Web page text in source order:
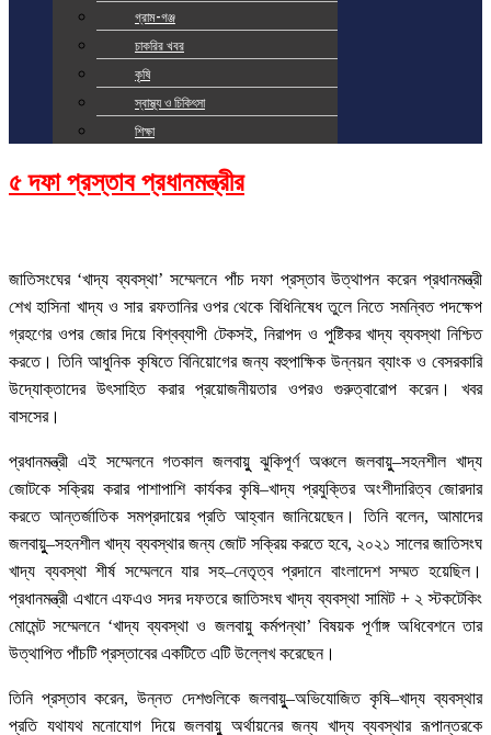
গ্রাম-গঞ্জ
চাকরির খবর
কৃষি
স্বাস্থ্য ও চিকিৎসা
শিক্ষা
৫ দফা প্রস্তাব প্রধানমন্ত্রীর
জাতিসংঘের ‘খাদ্য ব্যবস্থা’ সম্মেলনে পাঁচ দফা প্রস্তাব উত্থাপন করেন প্রধানমন্ত্রী
শেখ হাসিনা খাদ্য ও সার রফতানির ওপর থেকে বিধিনিষেধ তুলে নিতে সমন্বিত পদক্ষেপ
গ্রহণের ওপর জোর দিয়ে বিশ্বব্যাপী টেকসই, নিরাপদ ও পুষ্টিকর খাদ্য ব্যবস্থা নিশ্চিত
করতে। তিনি আধুনিক কৃষিতে বিনিয়োগের জন্য বহুপাক্ষিক উন্নয়ন ব্যাংক ও বেসরকারি
উদ্যোক্তাদের উৎসাহিত করার প্রয়োজনীয়তার ওপরও গুরুত্বারোপ করেন। খবর
বাসসের।
প্রধানমন্ত্রী এই সম্মেলনে গতকাল জলবায়ুু ঝুকিপূর্ণ অঞ্চলে জলবায়ুু–সহনশীল খাদ্য
জোটকে সক্রিয় করার পাশাপাশি কার্যকর কৃষি–খাদ্য প্রযুক্তির অংশীদারিত্ব জোরদার
করতে আন্তর্জাতিক সমপ্রদায়ের প্রতি আহ্বান জানিয়েছেন। তিনি বলেন, আমাদের
জলবায়ুু–সহনশীল খাদ্য ব্যবস্থার জন্য জোট সক্রিয় করতে হবে, ২০২১ সালের জাতিসংঘ
খাদ্য ব্যবস্থা শীর্ষ সম্মেলনে যার সহ–নেতৃত্ব প্রদানে বাংলাদেশ সম্মত হয়েছিল।
প্রধানমন্ত্রী এখানে এফএও সদর দফতরে জাতিসংঘ খাদ্য ব্যবস্থা সামিট + ২ স্টকটেকিং
মোমেন্ট সম্মেলনে ‘খাদ্য ব্যবস্থা ও জলবায়ু কর্মপন্থা’ বিষয়ক পূর্ণাঙ্গ অধিবেশনে তার
উত্থাপিত পাঁচটি প্রস্তাবের একটিতে এটি উল্লেখ করেছেন।
তিনি প্রস্তাব করেন, উন্নত দেশগুলিকে জলবায়ুু–অভিযোজিত কৃষি–খাদ্য ব্যবস্থার
প্রতি যথাযথ মনোযোগ দিয়ে জলবায়ুু অর্থায়নের জন্য খাদ্য ব্যবস্থার রূপান্তরকে